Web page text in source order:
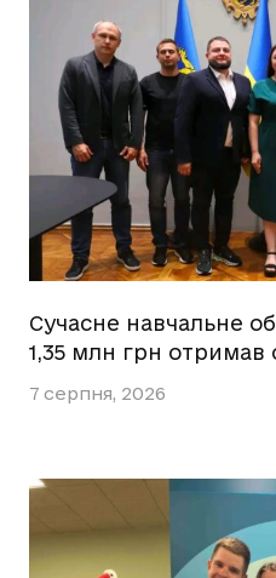
Сучасне навчальне
1,35 млн грн отримав
7 серпня, 2026